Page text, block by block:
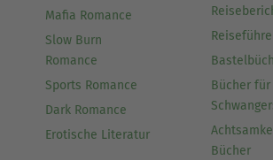
Mafia Romance
Slow Burn
Romance
Sports Romance
Dark Romance
Erotische Literatur
Bücher für
Bücher